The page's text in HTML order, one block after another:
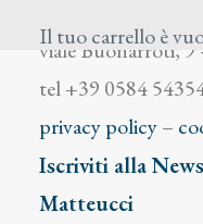
Il tuo carrello è
viale Buonarroti,
tel +39 0584
privacy policy–
Iscriviti alla
Matteucci